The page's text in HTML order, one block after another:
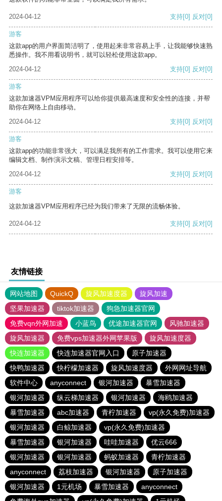
2024-04-12 支持[0] 反对[0]
游客
这款app的用户界面简洁明了，使用起来非常容易上手，让我能够快速熟
悉操作。我不用看说明书，就可以轻松使用这款app。
2024-04-12
支持[0] 反对[0]
游客
这款加速器VPM应用程序可以给你提供最高速度和安全性的连接，并帮
助你在网络上自由移动。
2024-04-12
支持[0] 反对[0]
游客
这款app的功能非常强大，可以满足我所有的工作需求。我可以使用它来
编辑文档、制作演示文稿、管理日程安排等。
2024-04-12
支持[0] 反对[0]
游客
这款加速器VPM应用程序已经为我们带来了无限的流畅体验。
2024-04-12 支持[0] 反对[0]
友情链接
网站地图 QuickQ 旋风加速度器
旋风加速
坚果加速器
tiktok加速器
狗急加速器官网
免费vqn外网加速
小蓝鸟 优途加速器官网
风驰加速器
旋风加速器
免费vps加速器外网苹果版
旋风加速度器
快连加速器
快连加速器官网入口
原子加速器
快鸭加速器
快柠檬加速器 旋风加速度器
外网网址导航
软件中心
anyconnect 银河加速器
暴雪加速器
银河加速器
纵云梯加速器 银河加速器
海鸥加速器
暴雪加速器
abc加速器 青柠加速器
vp(永久免费)加速器
银河加速器
白鲸加速器
vp(永久免费)加速器
暴雪加速器
银河加速器 哇哇加速器
优云666
银河加速器
银河加速器 蚂蚁加速器
青柠加速器
anyconnect
荔枝加速器 银河加速器
原子加速器
银河加速器
1元机场 暴雪加速器
anyconnect